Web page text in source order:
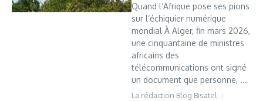
Quand l’Afrique pose ses pions
sur l’échiquier numérique
mondial À Alger, fin mars 2026,
une cinquantaine de ministres
africains des
télécommunications ont signé
un document que personne, ...
La rédaction Blog Bisatel